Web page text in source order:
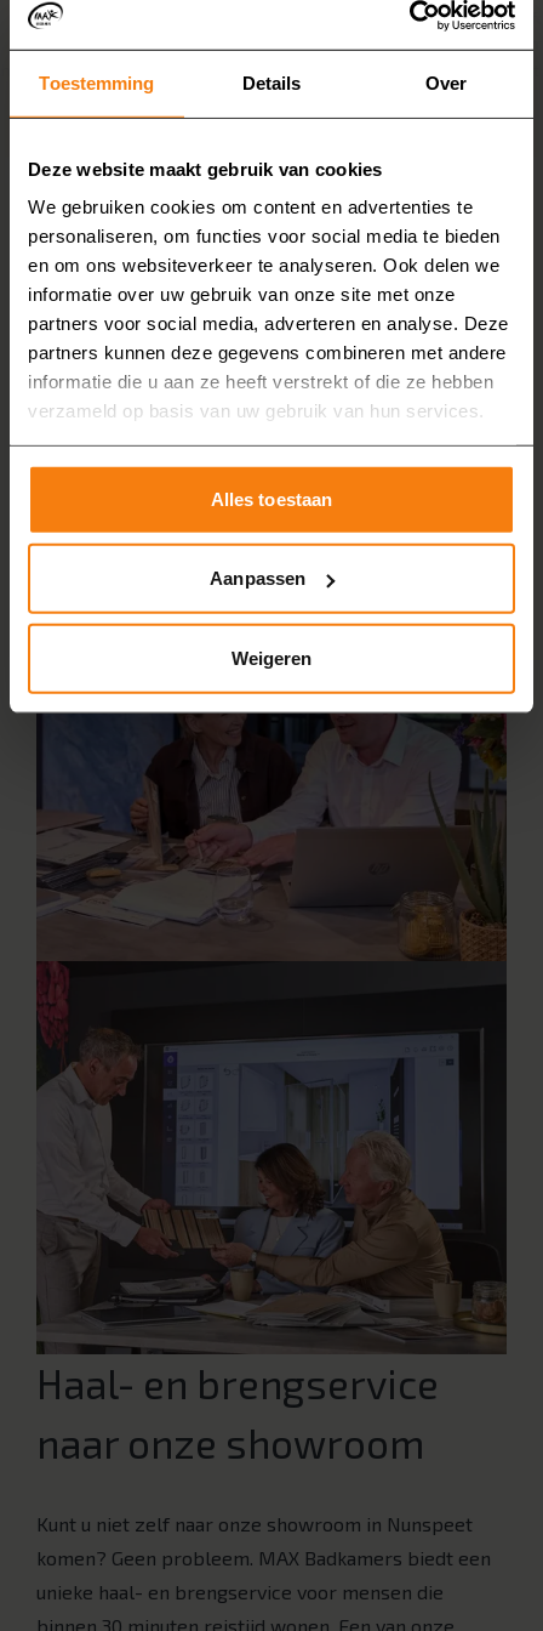
Toestemming Details Over
Deze website maakt gebruik van cookies
We gebruiken cookies om content en advertenties te
personaliseren, om functies voor social media te bieden
en om ons websiteverkeer te analyseren. Ook delen we
informatie over uw gebruik van onze site met onze
partners voor social media, adverteren en analyse. Deze
partners kunnen deze gegevens combineren met andere
informatie die u aan ze heeft verstrekt of die ze hebben
verzameld op basis van uw gebruik van hun services.
Alles toestaan
Aanpassen
Weigeren
adviesgesprek maakt de adviseur
een offerte op maat voor u.
Over MAX Badkamers
Bij MAX Badkamers combineren we vakmanschap
met persoonlijke aandacht. Wat ooit begon als een
familiebedrijf, is inmiddels uitgegroeid tot een
gerenommeerd bedrijf waar kwaliteit en service
voorop staan. Met jarenlange ervaring begeleiden
we u van het eerste advies tot een volledige,
zorgeloze renovatie. Het resultaat? Een badkamer
die comfortabel, veilig én mooi badkamers is.
Haal- en brengservice
naar onze showroom
Kunt u niet zelf naar onze showroom in Nunspeet
komen? Geen probleem. MAX Badkamers biedt een
unieke haal- en brengservice voor mensen die
binnen 30 minuten reistijd wonen. Een van onze